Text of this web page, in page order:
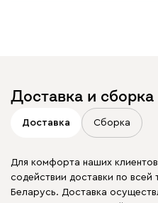
Доставка и сборка
Доставка Сборка
Для комфорта наших
содействии доставки по всей
Беларусь. Доставка